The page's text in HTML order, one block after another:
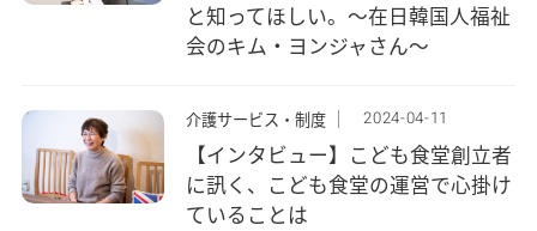
と知ってほしい。～在日韓国人福祉
会のキム・ヨンジャさん～
介護サービス・制度 2024-04-11
【インタビュー】こども食堂創立者
に訊く、こども食堂の運営で心掛け
ていることは